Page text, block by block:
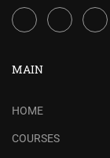
MAIN
HOME
COURSES